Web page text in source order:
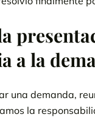
a la
una demanda,
la